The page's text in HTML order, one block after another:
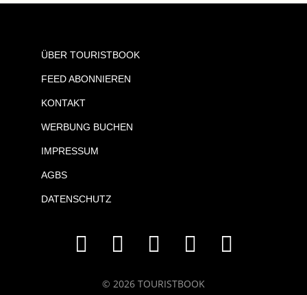
ÜBER TOURISTBOOK
FEED ABONNIEREN
KONTAKT
WERBUNG BUCHEN
IMPRESSUM
AGBS
DATENSCHUTZ
© 2026 TOURISTBOOK